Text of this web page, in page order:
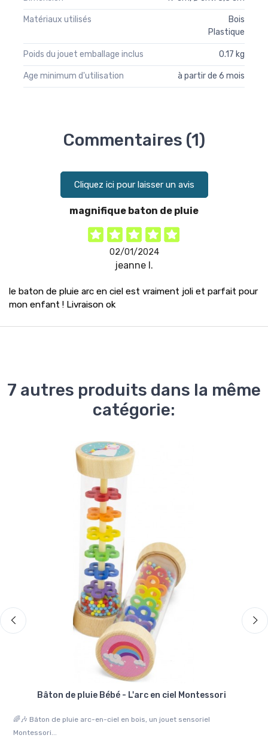
Matériaux utilisés
Bois
Plastique
Poids du jouet emballage inclus 0.17 kg
Age minimum d'utilisation à partir de 6 mois
Commentaires (1)
Cliquez ici pour laisser un avis
magnifique baton de pluie
02/01/2024
jeanne l.
le baton de pluie arc en ciel est vraiment joli et parfait pour
mon enfant ! Livraison ok
7 autres produits dans la même
catégorie:
Bâton de pluie Bébé - L'arc en ciel Montessori
🌈🎶 Bâton de pluie arc-en-ciel en bois, un jouet sensoriel
Montessori...